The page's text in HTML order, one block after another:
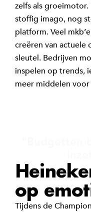
zelfs als
stoffig imago, nog
platform. Veel
creëren van
sleutel. Bedrijven
inspelen op trends,
meer middelen
op
Tijdens de